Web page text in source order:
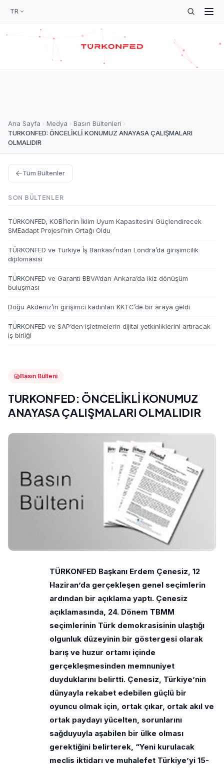
TR
Ana Sayfa Medya
Basın Bültenleri
TURKONFED: ÖNCELİKLİ KONUMUZ ANAYASA ÇALIŞMALARI
OLMALIDIR
Basın Bülteni
TURKONFED: ÖNCELİKLİ KONUMUZ
ANAYASA ÇALIŞMALARI OLMALIDIR
TÜRKONFED Başkanı Erdem Çenesiz, 12
Haziran’da gerçekleşen genel seçimlerin
ardından bir açıklama yaptı. Çenesiz
açıklamasında, 24. Dönem TBMM
seçimlerinin Türk demokrasisinin ulaştığı
olgunluk düzeyinin bir göstergesi olarak
barış ve huzur ortamı içinde
gerçekleşmesinden memnuniyet
duyduklarını belirtti. Çenesiz, Türkiye’nin
dünyayla rekabet edebilen güçlü bir
oyuncu olmak için, ortak çıkar, ortak akıl ve
ortak paydayı yücelten, sorunlarını
sağduyuyla aşabilen bir ülke olması
gerektiğini belirterek, “Yeni kurulacak
meclis iktidarı ve muhalefet Türkiye’yi 15-
Tüm Bültenler
SON BÜLTENLER
TÜRKONFED, KOBİ’lerin İklim Uyum Kapasitesini Güçlendirecek
SMEadapt Projesi’nin Ortağı Oldu
TÜRKONFED ve Türkiye İş Bankası’ndan Londra’da girişimcilik
diplomasisi
TÜRKONFED ve Garanti BBVA’dan Ankara’da ikiz dönüşüm
buluşması
Doğu Akdeniz’in girişimci kadınları KKTC’de bir araya geldi
TÜRKONFED ve SAP’den işletmelerin dijital yetkinliklerini artıracak
iş birliği